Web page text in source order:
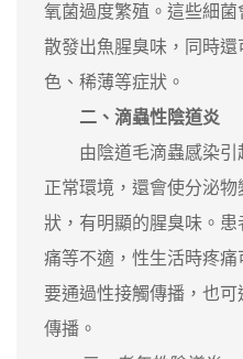
氧菌過度繁殖。這些細
散發出魚腥臭味，同時
色、稀薄等症狀。
二、滴蟲性陰道炎
由陰道毛滴蟲感染引
正常環境，還會使分泌
狀，有明顯的腥臭味。
痛等不適，性生活時疼
要通過性接觸傳播，也
傳播。